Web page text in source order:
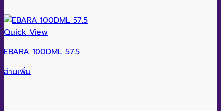
Quick View
EBARA 100DML 57.5
อ่านเพิ่ม